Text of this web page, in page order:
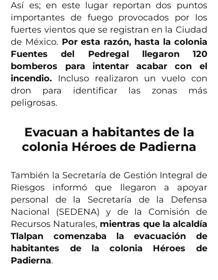
Así es; en este lugar reportan dos puntos
importantes de fuego provocados por los
fuertes vientos que se registran en la Ciudad
de México. Por esta razón, hasta la colonia
Fuentes del Pedregal llegaron 120
bomberos para intentar acabar con el
incendio. Incluso realizaron un vuelo con
dron para identificar las zonas más
peligrosas.
Evacuan a habitantes de la
colonia Héroes de Padierna
También la Secretaría de Gestión Integral de
Riesgos informó que llegaron a apoyar
personal de la Secretaría de la Defensa
Nacional (SEDENA) y de la Comisión de
Recursos Naturales, mientras que la alcaldía
Tlalpan comenzaba la evacuación de
habitantes de la colonia Héroes de
Padierna.